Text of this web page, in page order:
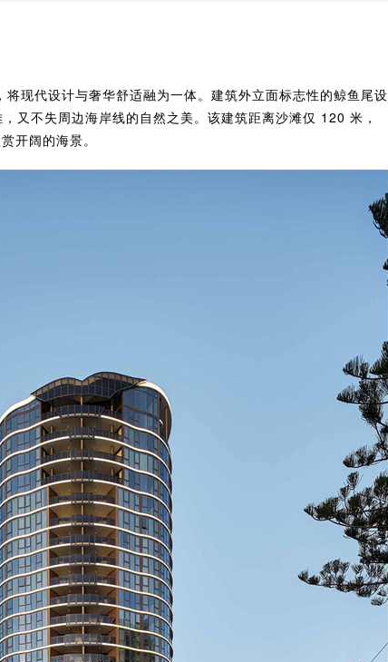
现代设计与奢华舒适融为一体。建筑外立面标志性的鲸鱼尾设
又不失周边海岸线的自然之美。该建筑距离沙滩仅 120 米，
开阔的海景。